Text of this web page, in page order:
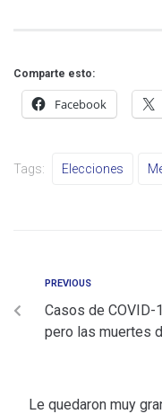
Comparte esto:
Facebook
Tags: Elecciones
PREVIOUS
Casos de COVID-
pero las muertes
Le quedaron muy